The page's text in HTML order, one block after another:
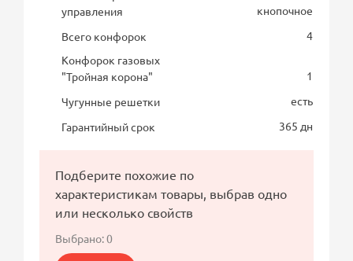
управления
кнопочное
Всего конфорок
4
Конфорок газовых
"Тройная корона"
1
Чугунные решетки
есть
Гарантийный срок
365 дн
Подберите похожие по
характеристикам товары, выбрав одно
или несколько свойств
Выбрано:0